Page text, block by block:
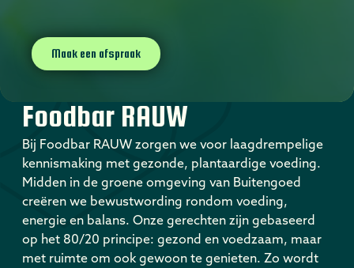
Maak een afspraak
Foodbar RAUW
Bij Foodbar RAUW zorgen we voor laagdrempelige
kennismaking met gezonde, plantaardige voeding.
Midden in de groene omgeving van Buitengoed
creëren we bewustwording rondom voeding,
energie en balans. Onze gerechten zijn gebaseerd
op het 80/20 principe: gezond en voedzaam, maar
met ruimte om ook gewoon te genieten. Zo wordt